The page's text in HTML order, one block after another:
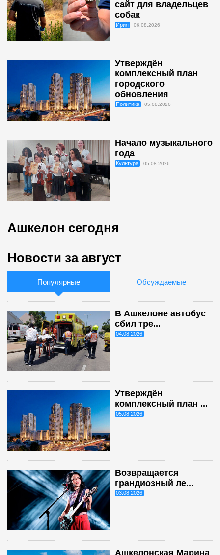
сайт для владельцев
собак
Ирия 06.08.2026
Утверждён
комплексный план
городского
обновления
Политика 05.08.2026
Начало музыкального
года
Культура 05.08.2026
Ашкелон сегодня
Новости за август
Популярные Обсуждаемые
В Ашкелоне автобус
сбил тре...
04.08.2026
Утверждён
комплексный план ...
05.08.2026
Возвращается
грандиозный ле...
03.08.2026
Ашкелонская Марина